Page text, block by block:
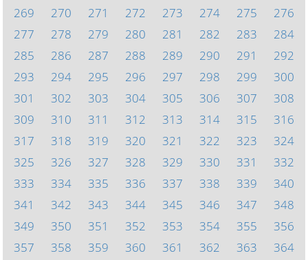
269
270 271 272 273 274 275
276
277
278 279 280 281 282 283
284
285
286 287 288 289 290 291
292
293
294 295 296 297 298 299
300
301
302 303 304 305 306 307
308
309
310 311 312 313 314 315
316
317
318 319 320 321 322 323
324
325
326 327 328 329 330 331
332
333
334 335 336 337 338 339
340
341
342 343 344 345 346 347
348
349
350 351 352 353 354 355
356
357
358 359 360 361 362 363 364